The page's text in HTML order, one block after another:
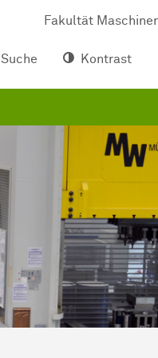
Fakultät
Suche
Kontrast